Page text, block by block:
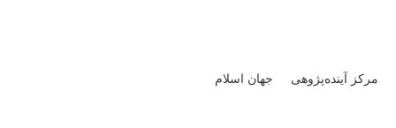
مرکز آینده‌پژوهی جهان اسلام